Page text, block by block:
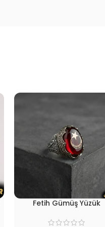
Fetih Gümüş Yüzük